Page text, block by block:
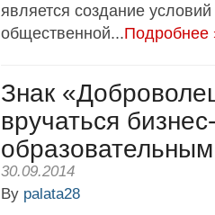
является создание
общественной...Подробнее
Знак
вручаться
30.09.2014
By palata28